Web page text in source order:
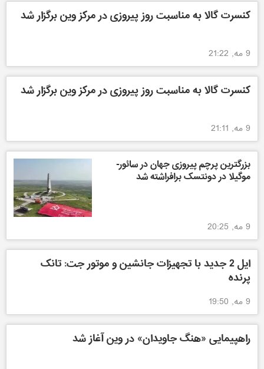
کنسرت گالا به مناسبت روز پیروزی در مرکز وین برگزار شد
9 مه, 21:22
کنسرت گالا به مناسبت روز پیروزی در مرکز وین برگزار شد
9 مه, 21:11
بزرگترین پرچم پیروزی جهان در سائور-
موگیلا در دونتسک برافراشته شد
9 مه, 20:25
ایل 2 جدید با تجهیزات جانشین و موتور جت: تانک
پرنده
9 مه, 19:50
راهپیمایی «هنگ جاویدان» در وین آغاز شد